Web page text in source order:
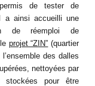
de tester de
a ainsi accueilli une
de réemploi de
projet “ZIN” (quartier
des dalles
nettoyées par
pour être